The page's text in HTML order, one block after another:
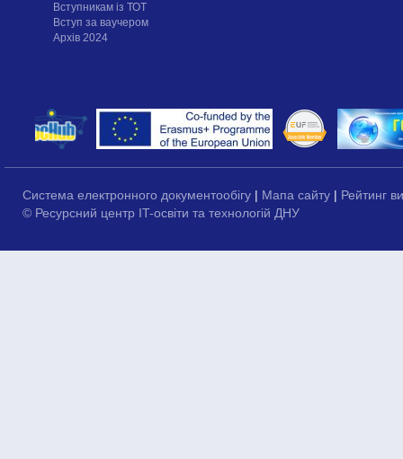
Вступникам із ТОТ
Вступ за ваучером
Архів 2024
Система електронного документообігу | Мапа сайту | Рейтинг
© Ресурсний центр IT-освіти та технологій ДНУ